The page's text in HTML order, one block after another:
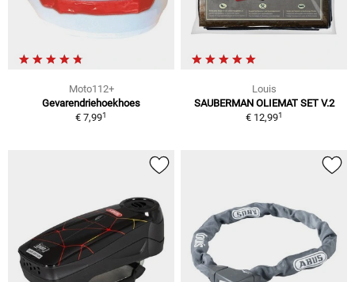
Moto112+
Gevarendriehoekhoes
€ 7,991
Louis
SAUBERMAN OLIEMAT SET V.2
€ 12,991